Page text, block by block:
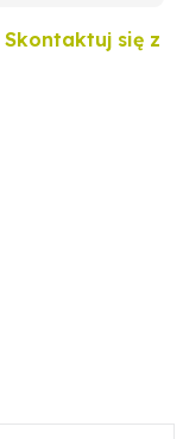
Skontaktuj się z